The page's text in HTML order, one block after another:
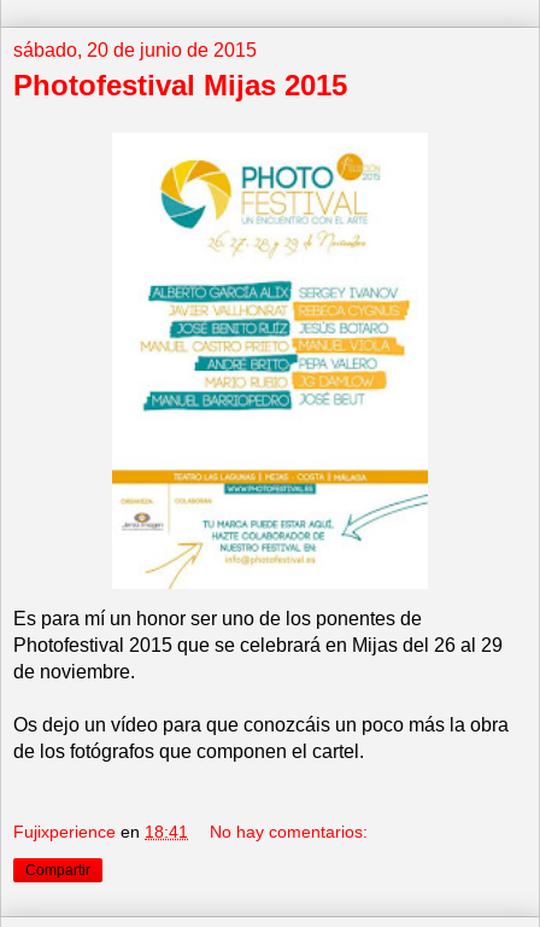
sábado, 20 de junio de 2015
Photofestival Mijas 2015
Es para mí un honor ser uno de los ponentes de
Photofestival 2015 que se celebrará en Mijas del 26 al 29
de noviembre.
Os dejo un vídeo para que conozcáis un poco más la obra
de los fotógrafos que componen el cartel.
Fujixperience en 18:41 No hay comentarios:
Compartir